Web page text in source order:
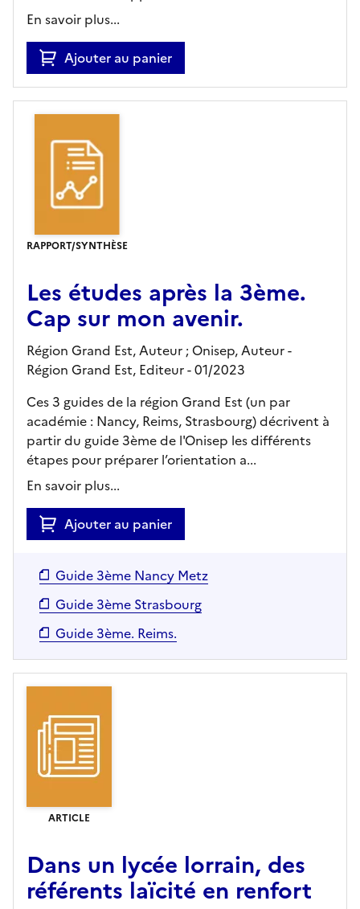
En savoir plus...
Ajouter au panier
RAPPORT/SYNTHÈSE
Les études après la 3ème.
Cap sur mon avenir.
Région Grand Est, Auteur ; Onisep, Auteur -
Région Grand Est, Editeur- 01/2023
Ces 3 guides de la région Grand Est (un par
académie : Nancy, Reims, Strasbourg) décrivent à
partir du guide 3ème de l'Onisep les différents
étapes pour préparer l’orientation a...
En savoir plus...
Ajouter au panier
Guide 3ème Nancy Metz
Guide 3ème Strasbourg
Guide 3ème. Reims.
ARTICLE
Dans un lycée lorrain, des
référents laïcité en renfort